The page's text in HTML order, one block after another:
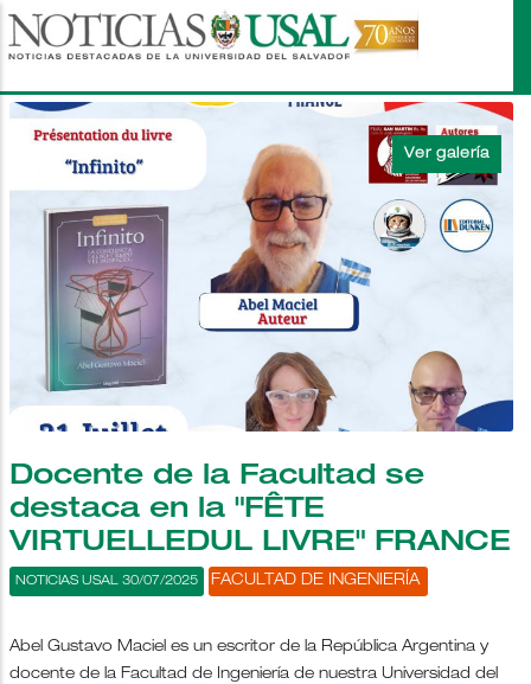
Pasar
al
principal
Docente de la Facultad se
destaca en la "FÊTE
VIRTUELLEDUL LIVRE" FRANCE
FACULTAD DE INGENIERÍA
NOTICIAS USAL 30/07/2025
Abel Gustavo Maciel es un escritor de la República Argentina y
docente de la Facultad de Ingeniería de nuestra Universidad del